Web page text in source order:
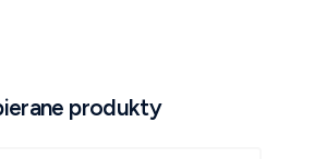
produkty